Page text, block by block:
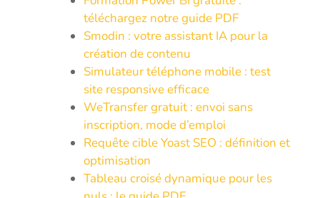
téléchargez notre guide PDF
Smodin : votre assistant IA pour la
création de contenu
Simulateur téléphone mobile : test
site responsive efficace
WeTransfer gratuit : envoi sans
inscription, mode d’emploi
Requête cible Yoast SEO : définition et
optimisation
Tableau croisé dynamique pour les